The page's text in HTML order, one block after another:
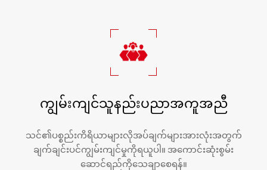
ကျွမ်းကျင်သူနည်းပညာအကူအညီ
သင်၏ပစ္စည်းကိရိယာများလိုအပ်ချက်များအားလုံးအတွက်
ချက်ချင်းပင်ကျွမ်းကျင်မှုကိုရယူပါ။ အကောင်းဆုံးစွမ်း
ဆောင်ရည်ကိုသေချာစေရန်။